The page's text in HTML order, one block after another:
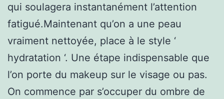
qui soulagera instantanément l’attention
fatigué.Maintenant qu’on a une peau
vraiment nettoyée, place à le style ‘
hydratation ‘. Une étape indispensable que
l’on porte du makeup sur le visage ou pas.
On commence par s’occuper du ombre de